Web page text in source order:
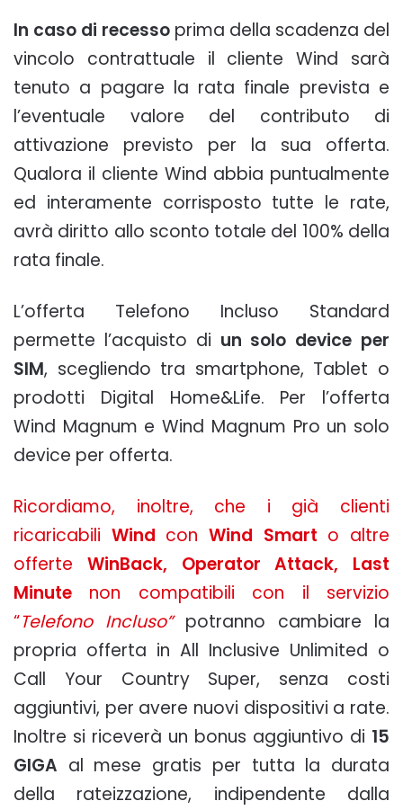
In caso di recesso prima della scadenza del
vincolo contrattuale il cliente Wind sarà
tenuto a pagare la rata finale prevista e
l’eventuale valore del contributo di
attivazione previsto per la sua offerta.
Qualora il cliente Wind abbia puntualmente
ed interamente corrisposto tutte le rate,
avrà diritto allo sconto totale del 100% della
rata finale.
L’offerta Telefono Incluso Standard
permette l’acquisto di un solo device per
SIM, scegliendo tra smartphone, Tablet o
prodotti Digital Home&Life. Per l’offerta
Wind Magnum e Wind Magnum Pro un solo
device per offerta.
Ricordiamo, inoltre, che i già clienti
ricaricabili Wind conWind Smart o altre
offerte WinBack, Operator Attack, Last
Minute non compatibili con il servizio
“Telefono Incluso” potranno cambiare la
propria offerta in All Inclusive Unlimited o
Call Your Country Super, senza costi
aggiuntivi, per avere nuovi dispositivi a rate.
Inoltre si riceverà un bonus aggiuntivo di 15
GIGA al mese gratis per tutta la durata
della rateizzazione, indipendente dalla